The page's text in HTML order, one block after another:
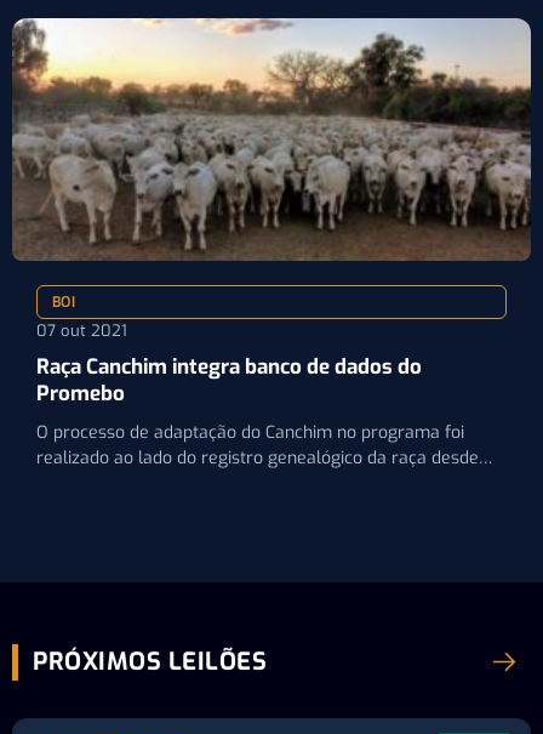
BOI
07 out 2021
Raça Canchim integra banco de dados do
Promebo
O processo de adaptação do Canchim no programa foi
realizado ao lado do registro genealógico da raça desde…
PRÓXIMOS LEILÕES